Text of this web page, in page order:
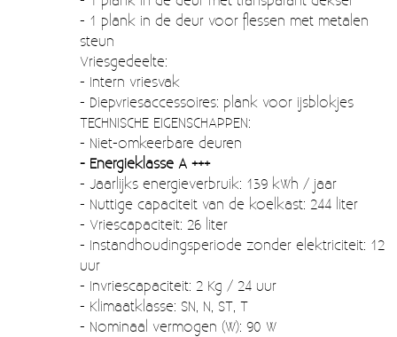
- 1 plank in de deur voor flessen met metalen
steun
Vriesgedeelte:
- Intern vriesvak
- Diepvriesaccessoires: plank voor ijsblokjes
TECHNISCHE EIGENSCHAPPEN:
- Niet-omkeerbare deuren
- Energieklasse A +++
- Jaarlijks energieverbruik: 139 kWh / jaar
- Nuttige capaciteit van de koelkast: 244 liter
- Vriescapaciteit: 26 liter
- Instandhoudingsperiode zonder elektriciteit: 12
uur
- Invriescapaciteit: 2 Kg / 24 uur
- Klimaatklasse: SN, N, ST, T
- Nominaal vermogen (W): 90 W